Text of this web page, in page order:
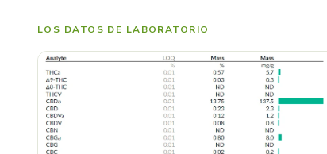
LOS DATOS DE LABORATORIO